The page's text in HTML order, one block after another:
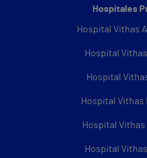
Hospitales
Hospital Vithas
Hospital
Hospital
Hospital Vithas
Hospital
Hospital